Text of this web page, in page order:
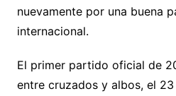
nuevamente por una buena
internacional.
El primer partido oficial de
entre cruzados y albos, el